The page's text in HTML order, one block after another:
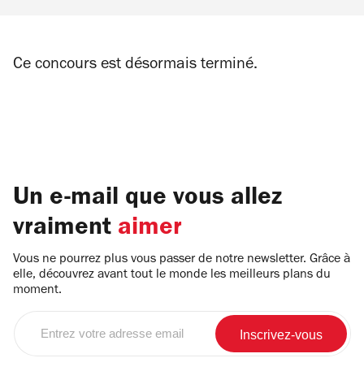
Ce concours est désormais terminé.
Un e-mail que vous allez
vraiment aimer
Vous ne pourrez plus vous passer de notre newsletter. Grâce à
elle, découvrez avant tout le monde les meilleurs plans du
moment.